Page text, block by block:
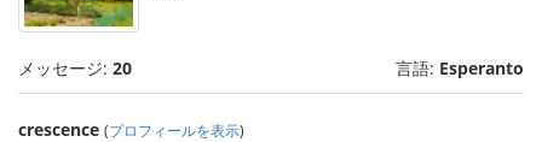
メッセージ: 20 言語: Esperanto
crescence (プロフィールを表示)